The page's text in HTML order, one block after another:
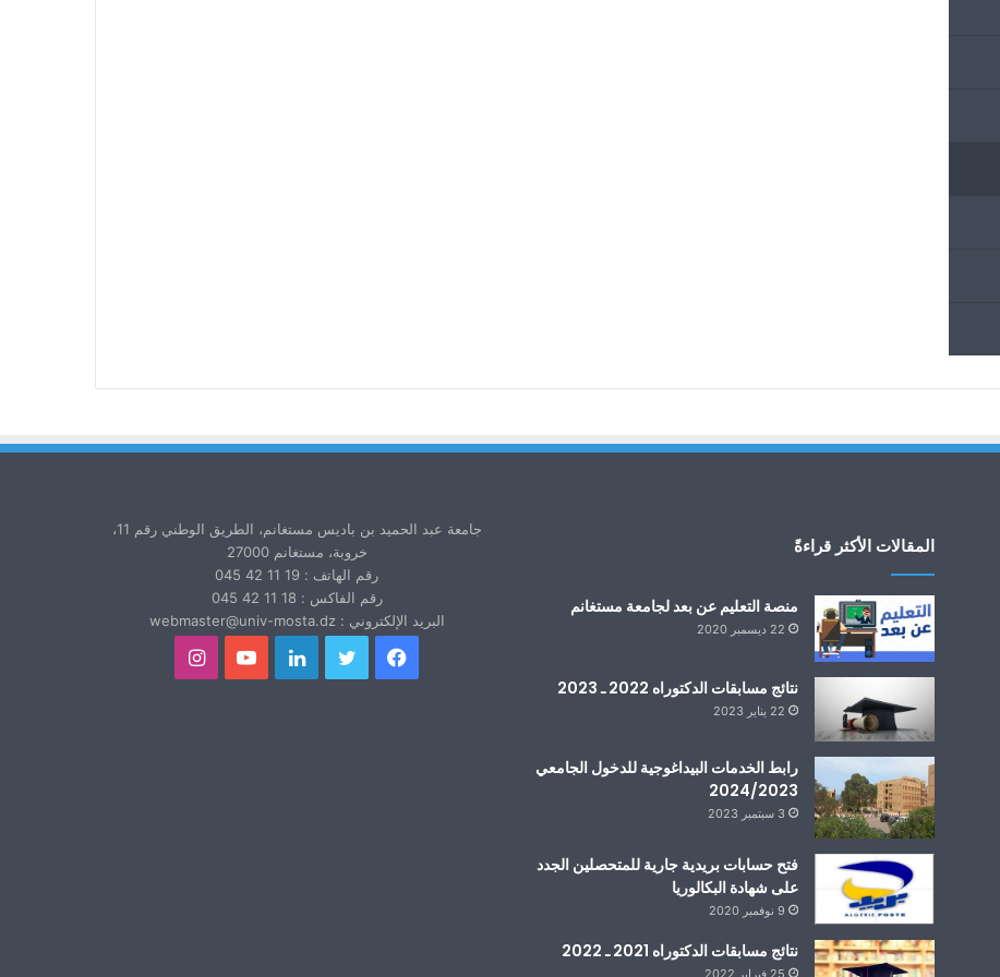
المقالات الأكثر قراءةً
منصة التعليم عن بعد لجامعة مستغانم
22 ديسمبر 2020
نتائج مسابقات الدكتوراه 2022 ـ 2023
22 يناير 2023
رابط الخدمات البيداغوجية للدخول الجامعي
2024/2023
3 سبتمبر 2023
فتح حسابات بريدية جارية للمتحصلين الجدد
على شهادة البكالوريا
9 نوفمبر 2020
نتائج مسابقات الدكتوراه 2021 ـ 2022
25 فبراير 2022
جامعة عبد الحميد بن باديس مستغانم، الطريق الوطني رقم 11،
خروبة، مستغانم 27000
رقم الهاتف : 19 11 42 045
رقم الفاكس : 18 11 42 045
البريد الإلكتروني : webmaster@univ-mosta.dz
فيسبوك تويتر لينكدإنيوتيوبانستقرام